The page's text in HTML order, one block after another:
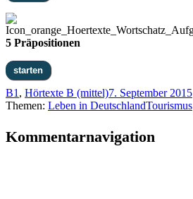
5 Präpositionen
B1, Hörtexte B (mittel)7. September 2015
Themen: Leben in DeutschlandTourismus
Kommentarnavigation